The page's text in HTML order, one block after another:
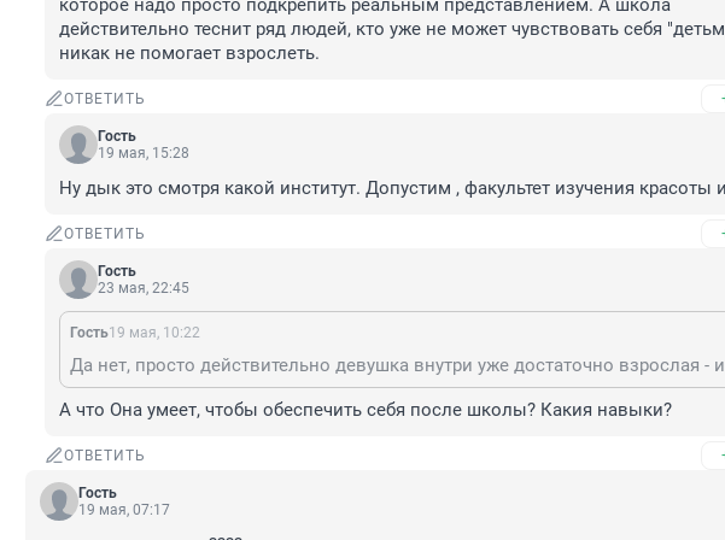
которое надо просто подкрепить реальным представлением. А школа
действительно теснит ряд людей, кто уже не может чувствовать себя
никак не помогает взрослеть.
ОТВЕТИТЬ
Гость
19 мая, 15:28
Ну дык это смотря какой институт. Допустим , факультет изучения красоты
ОТВЕТИТЬ
Гость
23 мая, 22:45
Гость19 мая, 10:22
А что Она умеет, чтобы обеспечить себя после школы? Какия навыки?
ОТВЕТИТЬ
Гость
19 мая, 07:17